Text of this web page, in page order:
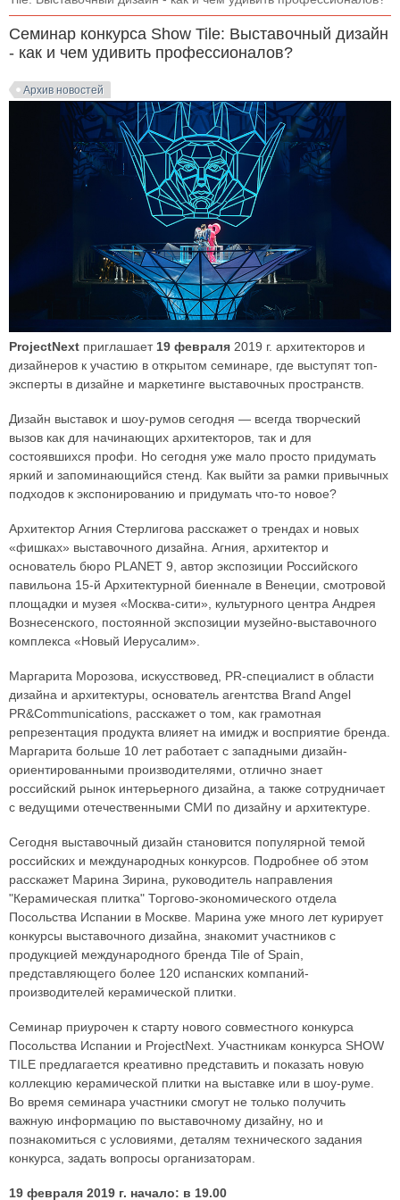
Семинар конкурса Show Tile: Выставочный дизайн
- как и чем удивить профессионалов?
Архив новостей
ProjectNext приглашает 19 февраля 2019 г. архитекторов и
дизайнеров к участию в открытом семинаре, где выступят топ-
эксперты в дизайне и маркетинге выставочных пространств.
Дизайн выставок и шоу-румов сегодня — всегда творческий
вызов как для начинающих архитекторов, так и для
состоявшихся профи. Но сегодня уже мало просто придумать
яркий и запоминающийся стенд. Как выйти за рамки привычных
подходов к экспонированию и придумать что-то новое?
Архитектор Агния Стерлигова расскажет о трендах и новых
«фишках» выставочного дизайна. Агния, архитектор и
основатель бюро PLANET 9, автор экспозиции Российского
павильона 15-й Архитектурной биеннале в Венеции, смотровой
площадки и музея «Москва-сити», культурного центра Андрея
Вознесенского, постоянной экспозиции музейно-выставочного
комплекса «Новый Иерусалим».
Маргарита Морозова, искусствовед, PR-специалист в области
дизайна и архитектуры, основатель агентства Brand Angel
PR&Communications, расскажет о том, как грамотная
репрезентация продукта влияет на имидж и восприятие бренда.
Маргарита больше 10 лет работает с западными дизайн-
ориентированными производителями, отлично знает
российский рынок интерьерного дизайна, а также сотрудничает
с ведущими отечественными СМИ по дизайну и архитектуре.
Сегодня выставочный дизайн становится популярной темой
российских и международных конкурсов. Подробнее об этом
расскажет Марина Зирина, руководитель направления
"Керамическая плитка" Торгово-экономического отдела
Посольства Испании в Москве. Марина уже много лет курирует
конкурсы выставочного дизайна, знакомит участников с
продукцией международного бренда Tile of Spain,
представляющего более 120 испанских компаний-
производителей керамической плитки.
Семинар приурочен к старту нового совместного конкурса
Посольства Испании и ProjectNext. Участникам конкурса SHOW
TILE предлагается креативно представить и показать новую
коллекцию керамической плитки на выставке или в шоу-руме.
Во время семинара участники смогут не только получить
важную информацию по выставочному дизайну, но и
познакомиться с условиями, деталям технического задания
конкурса, задать вопросы организаторам.
19 февраля 2019 г. начало: в 19.00